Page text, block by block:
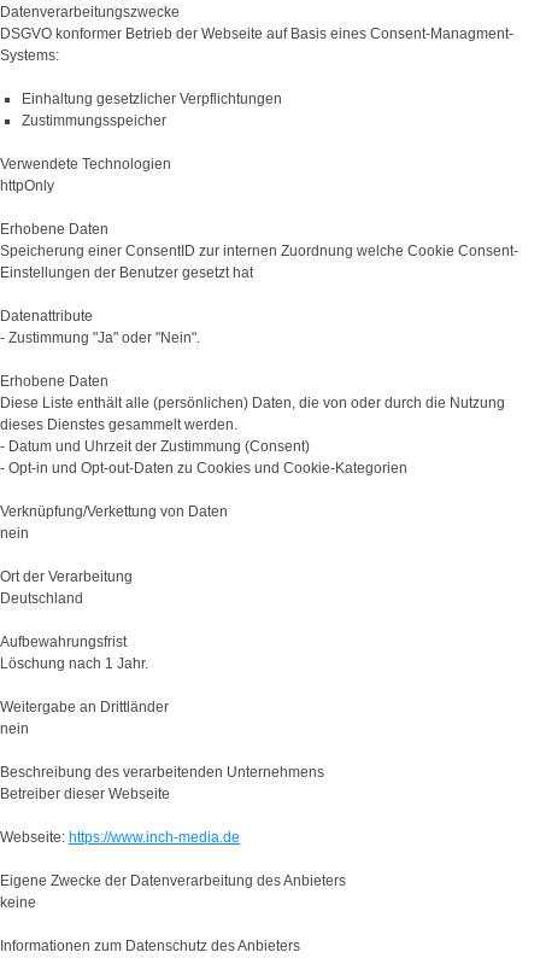
Datenverarbeitungszwecke
DSGVO konformer Betrieb der Webseite auf Basis eines Consent-Managment-
Systems:
Einhaltung gesetzlicher Verpflichtungen
Zustimmungsspeicher
Verwendete Technologien
httpOnly
Erhobene Daten
Speicherung einer ConsentID zur internen Zuordnung welche Cookie Consent-
Einstellungen der Benutzer gesetzt hat
Datenattribute
- Zustimmung "Ja" oder "Nein".
Erhobene Daten
Diese Liste enthält alle (persönlichen) Daten, die von oder durch die Nutzung
dieses Dienstes gesammelt werden.
- Datum und Uhrzeit der Zustimmung (Consent)
- Opt-in und Opt-out-Daten zu Cookies und Cookie-Kategorien
Verknüpfung/Verkettung von Daten
nein
Ort der Verarbeitung
Deutschland
Aufbewahrungsfrist
Löschung nach 1 Jahr.
Weitergabe an Drittländer
nein
Beschreibung des verarbeitenden Unternehmens
Betreiber dieser Webseite
Webseite: https://www.inch-media.de
Eigene Zwecke der Datenverarbeitung des Anbieters
keine
Informationen zum Datenschutz des Anbieters